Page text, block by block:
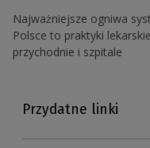
Najważniejsze ogniwa
Polsce to praktyki
przychodnie i szpitale
Przydatne linki
Skargi i wnioski
Narodowy Instytut